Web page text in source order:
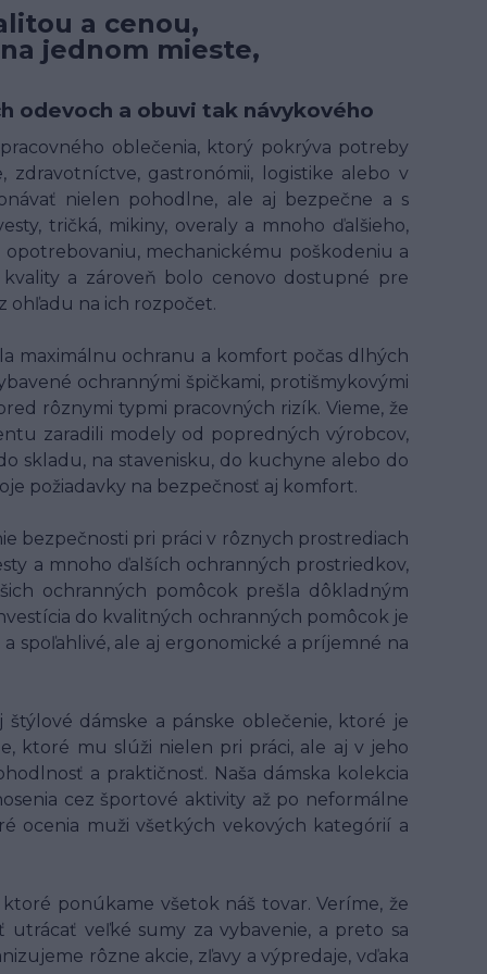
a cenou,
jednom mieste,
odevoch a obuvi tak návykového
oblečenia, ktorý pokrýva potreby
zdravotníctve, gastronómii, logistike alebo v
nielen pohodlne, ale aj bezpečne a s
tričká, mikiny, overaly a mnoho ďalšieho,
mechanickému poškodeniu a
a zároveň bolo cenovo dostupné pre
ohľadu na ich rozpočet.
maximálnu ochranu a komfort počas dlhých
ochrannými špičkami, protišmykovými
rôznymi typmi pracovných rizík. Vieme, že
zaradili modely od popredných výrobcov,
skladu, na stavenisku, do kuchyne alebo do
požiadavky na bezpečnosť aj komfort.
bezpečnosti pri práci v rôznych prostrediach
a mnoho ďalších ochranných prostriedkov,
ochranných pomôcok prešla dôkladným
do kvalitných ochranných pomôcok je
spoľahlivé, ale aj ergonomické a príjemné na
dámske a pánske oblečenie, ktoré je
ktoré mu slúži nielen pri práci, ale aj v jeho
a praktičnosť. Naša dámska kolekcia
cez športové aktivity až po neformálne
ocenia muži všetkých vekových kategórií a
ponúkame všetok náš tovar. Veríme, že
veľké sumy za vybavenie, a preto sa
rôzne akcie, zľavy a výpredaje, vďaka